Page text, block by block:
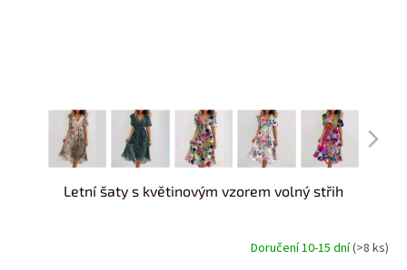
Letní šaty s květinovým vzorem volný střih
Doručení 10-15 dní(>8 ks)